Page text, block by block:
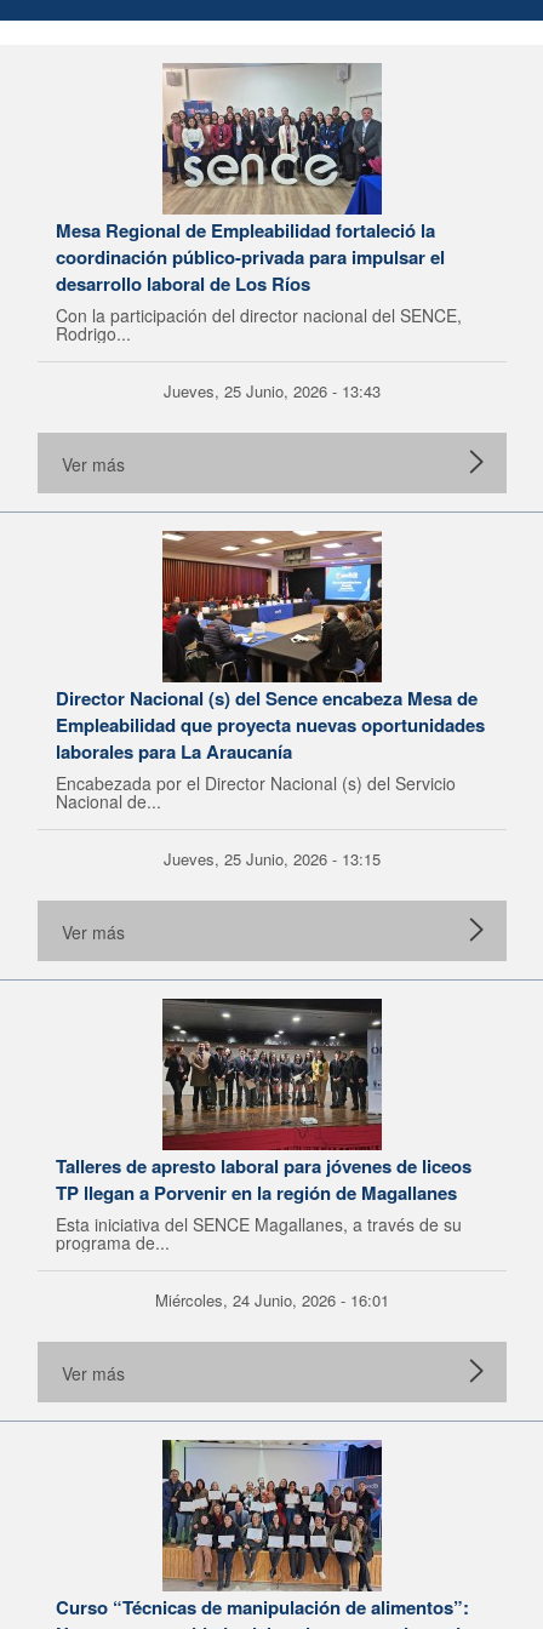
Mesa Regional de Empleabilidad fortaleció la
coordinación público-privada para impulsar el
desarrollo laboral de Los Ríos
Con la participación del director nacional del SENCE,
Rodrigo...
Jueves, 25 Junio, 2026 - 13:43
Ver más
Director Nacional (s) del Sence encabeza Mesa de
Empleabilidad que proyecta nuevas oportunidades
laborales para La Araucanía
Encabezada por el Director Nacional (s) del Servicio
Nacional de...
Jueves, 25 Junio, 2026 - 13:15
Ver más
Talleres de apresto laboral para jóvenes de liceos
TP llegan a Porvenir en la región de Magallanes
Esta iniciativa del SENCE Magallanes, a través de su
programa de...
Miércoles, 24 Junio, 2026 - 16:01
Ver más
Curso “Técnicas de manipulación de alimentos”: